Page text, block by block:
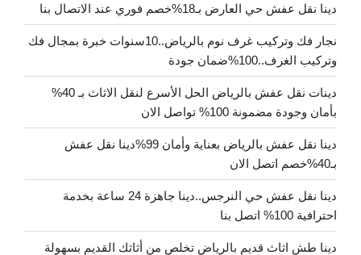
دينا نقل عفش حي العارض بـ18%خصم فوري عند الاتصال بنا
نجار فك وتركيب غرف نوم بالرياض..10سنوات خبرة بمجال فك
وتركيب الغرف..100%ضمان جودة
دينات نقل عفش بالرياض الحل الأسرع لنقل الاثاث بـ 40%
بأمان وجودة مضمونة 100% تواصل الان
دينا نقل عفش بالرياض بعناية وأمان 99%دينا نقل عفش
بـ40%خصم اتصل الان
دينا نقل عفش حي النرجس..دينا جاهزة 24 ساعة بخدمة
احترافية 100% اتصل بنا
دينا طش اثاث قديم بالرياض تخلص من أثاثك القديم بسهولة